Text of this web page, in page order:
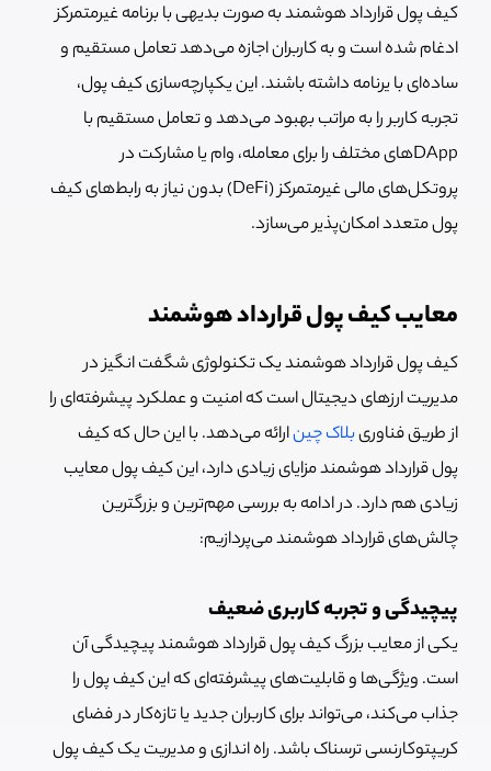
کیف پول قرارداد هوشمند به صورت بدیهی با برنامه غیرمتمرکز
ادغام شده است و به کاربران اجازه می‌دهد تعامل مستقیم و
ساده‌ای با یرنامه داشته باشند. این یکپارچه‌سازی کیف پول،
تجربه کاربر را به مراتب بهبود می‌دهد و تعامل مستقیم با
DApp‌های مختلف را برای معامله، وام یا مشارکت در
پروتکل‌های مالی غیرمتمرکز (DeFi) بدون نیاز به رابط‌های کیف
پول متعدد امکان‌پذیر می‌سازد.
معایب کیف پول قرارداد هوشمند
کیف پول قرارداد هوشمند یک تکنولوژی شگفت انگیز در
مدیریت ارزهای دیجیتال است که امنیت و عملکرد پیشرفته‌ای را
از طریق فناوریبلاک چینارائه می‌دهد. با این حال که کیف
پول قرارداد هوشمند مزایای زیادی دارد، این کیف پول معایب
زیادی هم دارد. در ادامه به بررسی مهم‌ترین و بزرگترین
چالش‌های قرارداد هوشمند می‌پردازیم:
پیچیدگی و تجربه کاربری ضعیف
یکی از معایب بزرگ کیف پول قرارداد هوشمند پیچیدگی آن
است. ویژگی‌ها و قابلیت‌های پیشرفته‌ای که این کیف پول را
جذاب می‌کند، می‌تواند برای کاربران جدید یا تازه‌کار در فضای
کریپتوکارنسی ترسناک باشد. راه اندازی و مدیریت یک کیف پول